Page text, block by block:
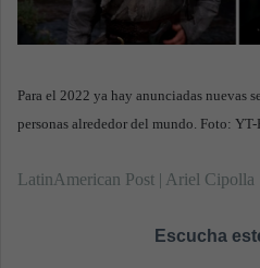
Para el 2022 ya hay anunciadas nuevas
personas alrededor del mundo. Foto:
LatinAmerican Post | Ariel Cipolla
Escucha